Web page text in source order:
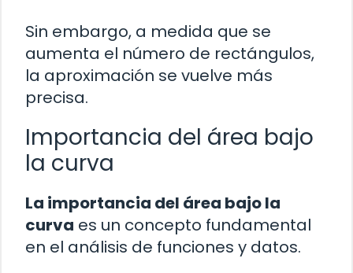
Sin embargo, a medida que se
aumenta el número de rectángulos,
la aproximación se vuelve más
precisa.
Importancia del área bajo
la curva
La importancia del área bajo la
curva es un concepto fundamental
en el análisis de funciones y datos.